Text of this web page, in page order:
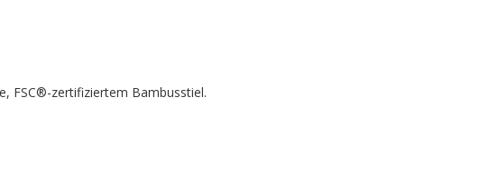
FSC®-zertifiziertem Bambusstiel.